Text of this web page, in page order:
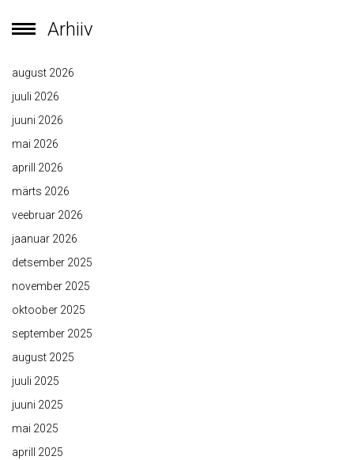
Arhiiv
august 2026
juuli 2026
juuni 2026
mai 2026
aprill 2026
märts 2026
veebruar 2026
jaanuar 2026
detsember 2025
november 2025
oktoober 2025
september 2025
august 2025
juuli 2025
juuni 2025
mai 2025
aprill 2025